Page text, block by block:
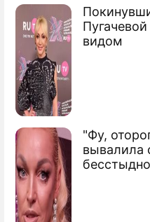
видом
"Фу,
вывалила
В "Звездных
герой
Режиссер
"Стартрек"
Сюжеты
Кино